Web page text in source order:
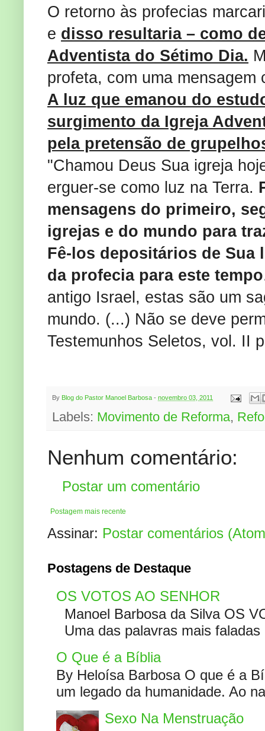
O retorno às profecias
e disso resultaria – como
Adventista do Sétimo Dia.
profeta, com uma
A luz que emanou do
surgimento da Igreja
pela pretensão de
"Chamou Deus Sua igreja
erguer-se como luz na Terra.
mensagens do primeiro,
igrejas e do mundo para
Fê-los depositários de Sua
da profecia para este tempo
antigo Israel, estas são um
mundo. (...) Não se deve
Testemunhos Seletos, vol. II
By Blog do Pastor Manoel Barbosa - novembro 03, 2011
Labels: Movimento de Reforma,
Nenhum comentário:
Postar um comentário
Postagem mais recente
Assinar: Postar comentários
Postagens de Destaque
OS VOTOS AO SENHOR
Manoel Barbosa da Silva OS
Uma das palavras mais
O Que é a Bíblia
By Heloísa Barbosa O que é a
um legado da humanidade. Ao
Sexo Na Menstruação